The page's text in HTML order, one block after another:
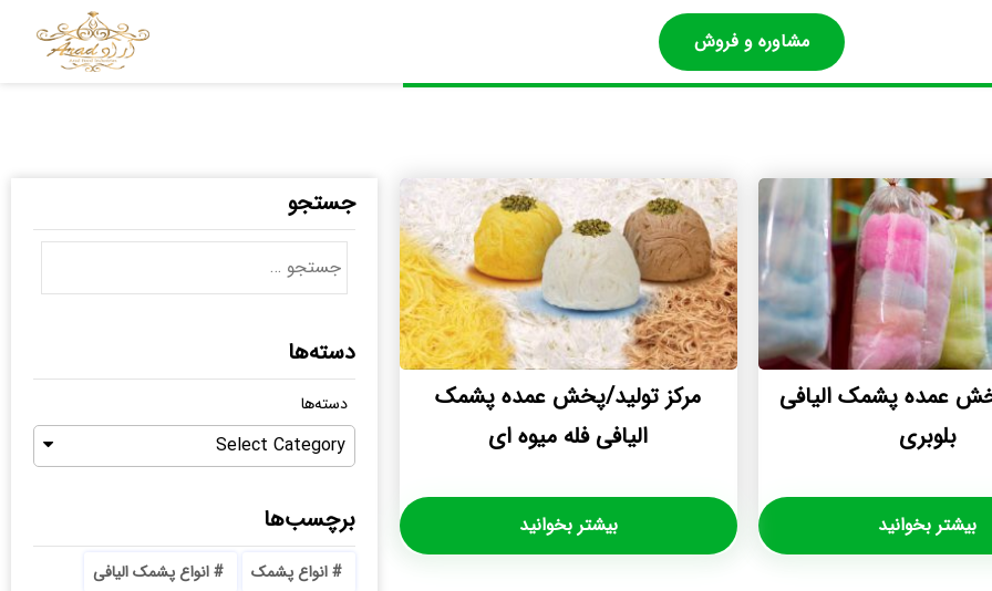
مشاوره و فروش
عمده پشمک الیافی
بلوبری
بیشتر بخوانید
مرکز تولید/پخش عمده پشمک
الیافی فله میوه ای
بیشتر بخوانید
جستجو
دسته‌ها
دسته‌ها
Select Category
برچسب‌ها
انواع پشمک
انواع پشمک الیافی